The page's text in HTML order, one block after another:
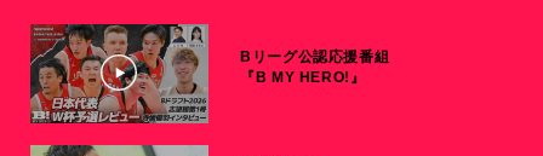
Bリーグ公認応援番組
『B MY HERO!』